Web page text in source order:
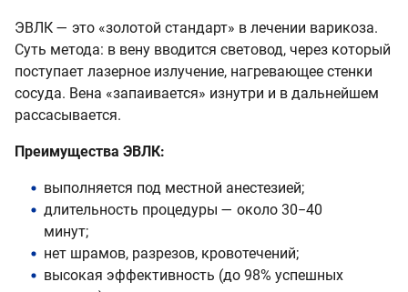
ЭВЛК — это «золотой стандарт» в лечении варикоза.
Суть метода: в вену вводится световод, через который
поступает лазерное излучение, нагревающее стенки
сосуда. Вена «запаивается» изнутри и в дальнейшем
рассасывается.
Преимущества ЭВЛК:
выполняется под местной анестезией;
длительность процедуры — около 30−40
минут;
нет шрамов, разрезов, кровотечений;
высокая эффективность (до 98% успешных